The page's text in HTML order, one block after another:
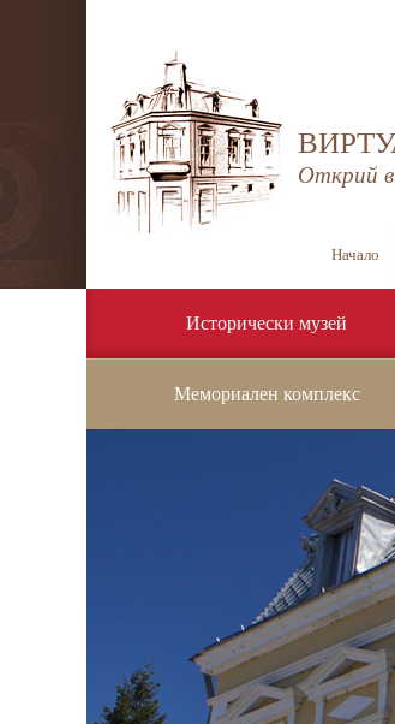
Открий
Исторически музей
Мемориален комплекс
Начало